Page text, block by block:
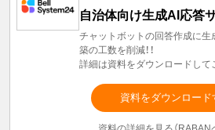
自治体向け生成AI応答
チャットボットの回答作成に生
築の工数を削減！！
詳細は資料をダウンロードして
資料をダウンロード